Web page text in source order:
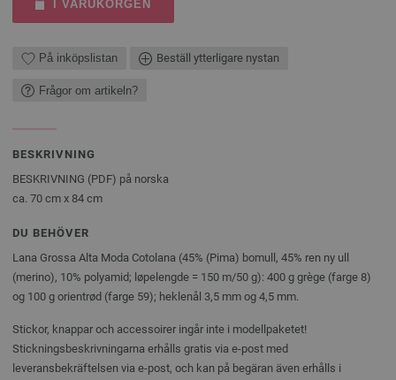
I VARUKORGEN
På inköpslistan Beställ ytterligare nystan
Frågor om artikeln?
BESKRIVNING
BESKRIVNING (PDF) på norska
ca. 70 cm x 84 cm
DU BEHÖVER
Lana Grossa Alta Moda Cotolana (45% (Pima) bomull, 45% ren ny ull
(merino), 10% polyamid; løpelengde = 150 m/50 g): 400 g grège (farge 8)
og 100 g orientrød (farge 59); heklenål 3,5 mm og 4,5 mm.
Stickor, knappar och accessoirer ingår inte i modellpaketet!
Stickningsbeskrivningarna erhålls gratis via e-post med
leveransbekräftelsen via e-post, och kan på begäran även erhålls i